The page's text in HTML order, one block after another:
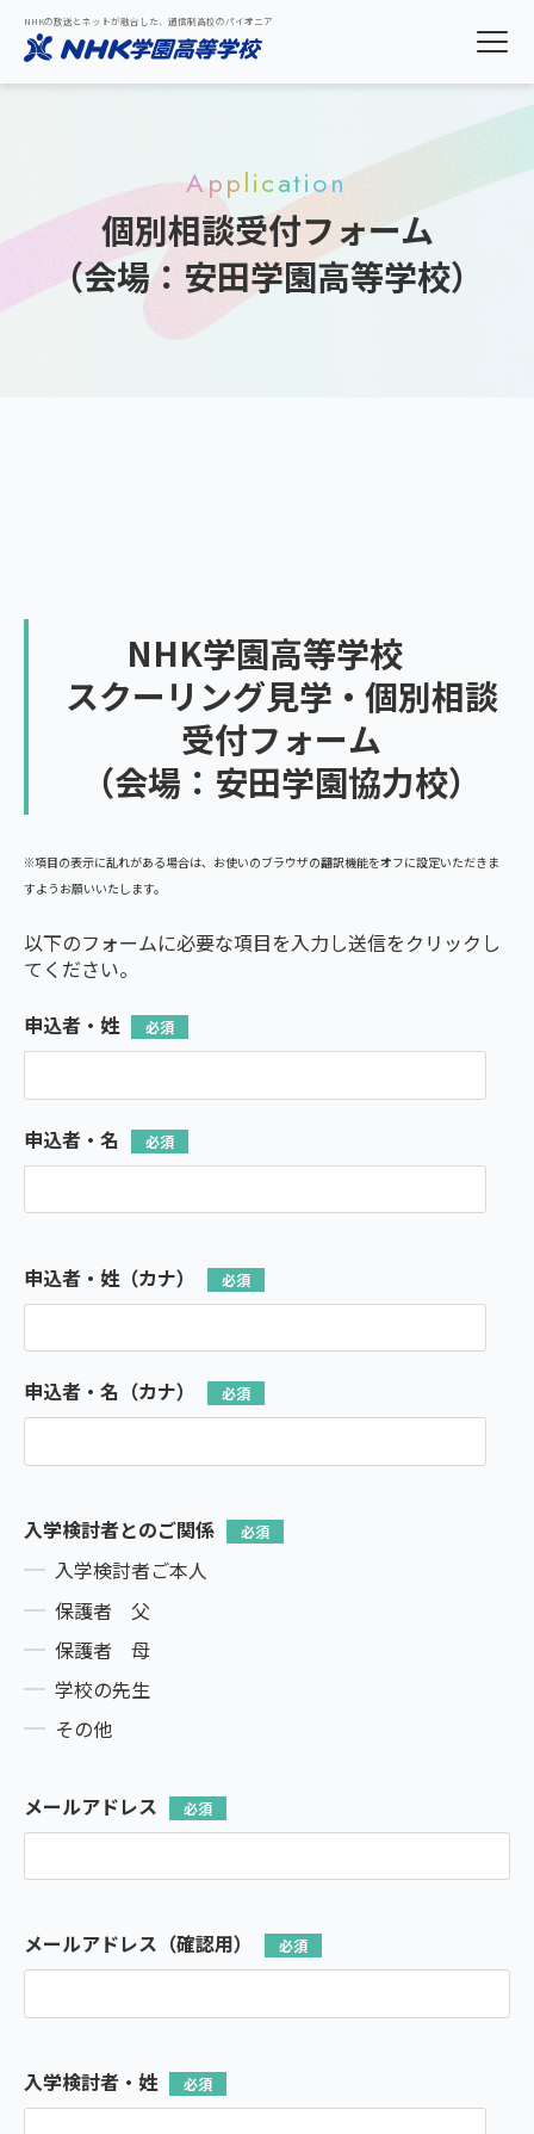
NHKの放送とネットが融合した、通信制高校のパイオニア
Application
個別相談受付フォーム
（会場：安田学園高等学校）
NHK学園高等学校
スクーリング見学・個別相談
受付フォーム
（会場：安田学園協力校）
※項目の表示に乱れがある場合は、お使いのブラウザの翻訳機能をオフに設定いただきま
すようお願いいたします。
以下のフォームに必要な項目を入力し送信をクリックし
てください。
申込者・姓
申込者・名
申込者・姓（カナ）
申込者・名（カナ）
入学検討者とのご関係
入学検討者ご本人
保護者 父
保護者 母
学校の先生
その他
メールアドレス
メールアドレス（確認用）
入学検討者・姓